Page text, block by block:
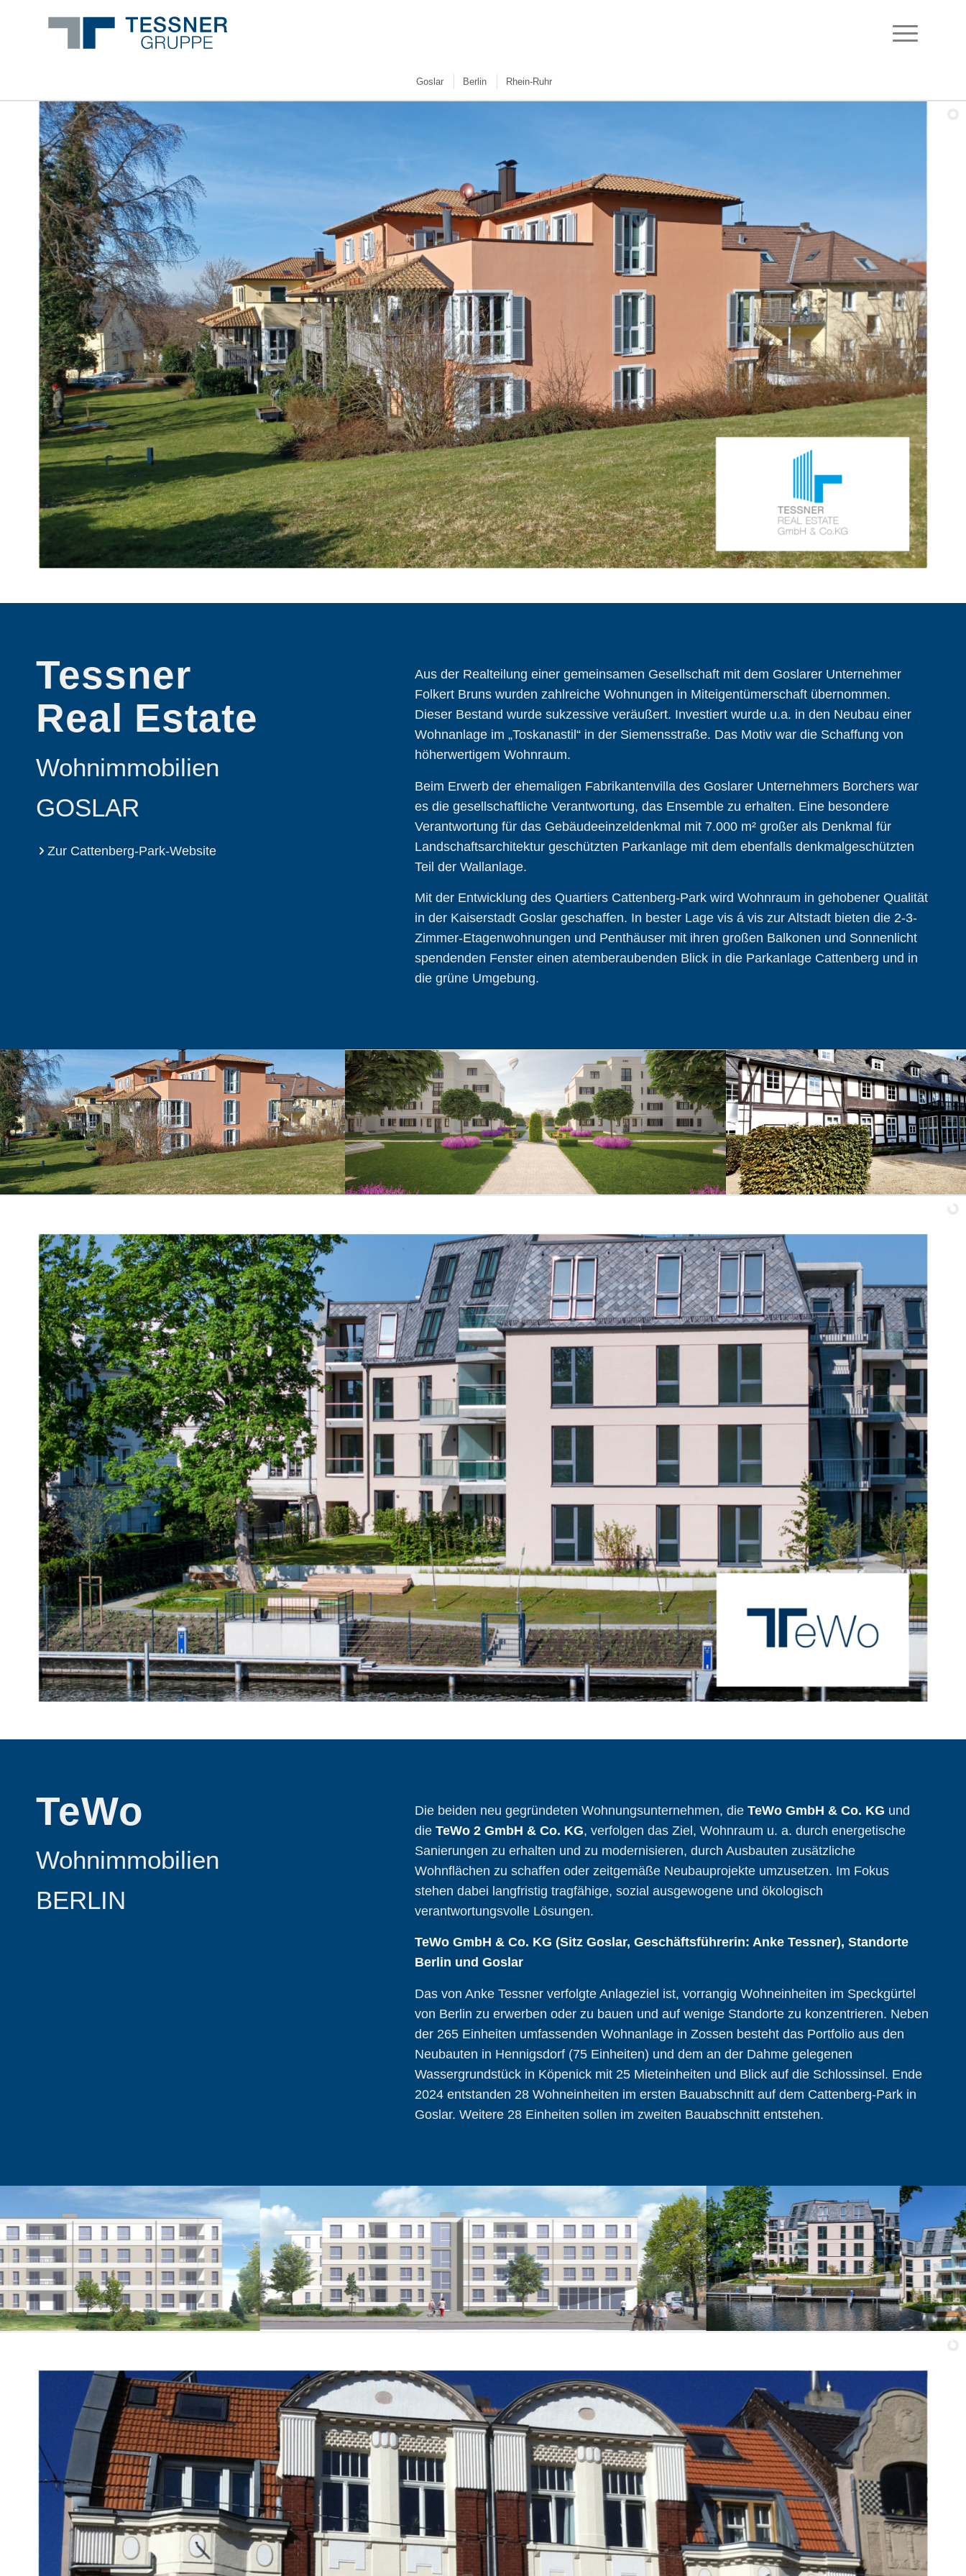
Goslar Berlin Rhein-Ruhr
Tessner
Real Estate
Wohnimmobilien
GOSLAR
Zur Cattenberg-Park-Website
Aus der Realteilung einer gemeinsamen Gesellschaft mit dem Goslarer Unternehmer
Folkert Bruns wurden zahlreiche Wohnungen in Miteigentümerschaft übernommen.
Dieser Bestand wurde sukzessive veräußert. Investiert wurde u.a. in den Neubau einer
Wohnanlage im „Toskanastil“ in der Siemensstraße. Das Motiv war die Schaffung von
höherwertigem Wohnraum.
Beim Erwerb der ehemaligen Fabrikantenvilla des Goslarer Unternehmers Borchers war
es die gesellschaftliche Verantwortung, das Ensemble zu erhalten. Eine besondere
Verantwortung für das Gebäudeeinzeldenkmal mit 7.000 m² großer als Denkmal für
Landschaftsarchitektur geschützten Parkanlage mit dem ebenfalls denkmalgeschützten
Teil der Wallanlage.
Mit der Entwicklung des Quartiers Cattenberg-Park wird Wohnraum in gehobener Qualität
in der Kaiserstadt Goslar geschaffen. In bester Lage vis á vis zur Altstadt bieten die 2-3-
Zimmer-Etagenwohnungen und Penthäuser mit ihren großen Balkonen und Sonnenlicht
spendenden Fenster einen atemberaubenden Blick in die Parkanlage Cattenberg und in
die grüne Umgebung.
TeWo
Wohnimmobilien
BERLIN
Die beiden neu gegründeten Wohnungsunternehmen, dieTeWo GmbH & Co. KG und
dieTeWo 2 GmbH & Co. KG, verfolgen das Ziel, Wohnraum u. a. durch energetische
Sanierungen zu erhalten und zu modernisieren, durch Ausbauten zusätzliche
Wohnflächen zu schaffen oder zeitgemäße Neubauprojekte umzusetzen. Im Fokus
stehen dabei langfristig tragfähige, sozial ausgewogene und ökologisch
verantwortungsvolle Lösungen.
TeWo GmbH & Co. KG (Sitz Goslar, Geschäftsführerin: Anke Tessner), Standorte
Berlin und Goslar
Das von Anke Tessner verfolgte Anlageziel ist, vorrangig Wohneinheiten im Speckgürtel
von Berlin zu erwerben oder zu bauen und auf wenige Standorte zu konzentrieren. Neben
der 265 Einheiten umfassenden Wohnanlage in Zossen besteht das Portfolio aus den
Neubauten in Hennigsdorf (75 Einheiten) und dem an der Dahme gelegenen
Wassergrundstück in Köpenick mit 25 Mieteinheiten und Blick auf die Schlossinsel. Ende
2024 entstanden 28 Wohneinheiten im ersten Bauabschnitt auf dem Cattenberg-Park in
Goslar. Weitere 28 Einheiten sollen im zweiten Bauabschnitt entstehen.